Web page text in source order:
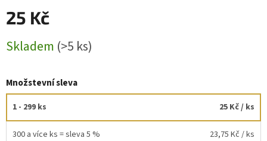
25 Kč
cena:
Skladem (>5 ks)
Množstevní sleva
1 - 299 ks 25 Kč/ ks
300 a více ks = sleva 5 % 23,75 Kč / ks